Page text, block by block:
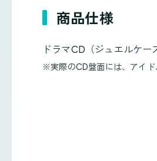
商品仕様
ドラマCD（ジュエルケー
※実際のCD盤面には、アイ